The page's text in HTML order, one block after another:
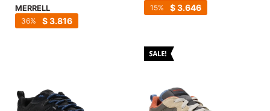
MERRELL
$3.816
36
$3.646
15